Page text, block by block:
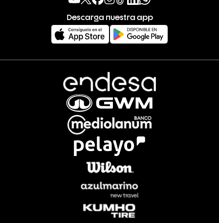
Descarga nuestra app